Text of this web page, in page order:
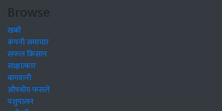
Browse
खबरें
कंपनी समाचार
सफल किसान
साक्षात्कार
बागवानी
औषधीय फसलें
पशुपालन